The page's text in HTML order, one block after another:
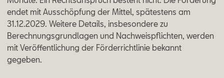
endet mit Ausschöpfung der Mittel, spätestens am
31.12.2029. Weitere Details, insbesondere zu
Berechnungsgrundlagen und Nachweispflichten, werden
mit Veröffentlichung der Förderrichtlinie bekannt
gegeben.